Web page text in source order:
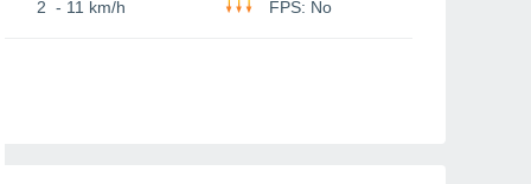
2 - 11 km/h FPS: No